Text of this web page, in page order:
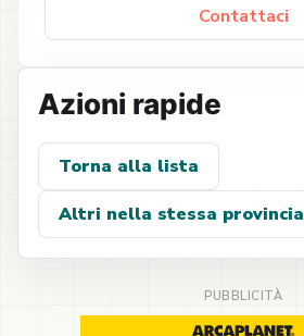
Contattaci
Azioni rapide
Torna alla lista
Altri nella stessa provincia